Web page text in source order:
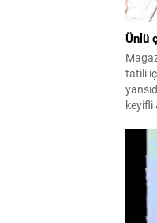
Ünlü
tatili
keyifli